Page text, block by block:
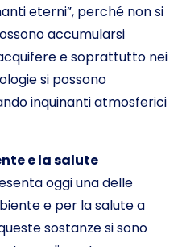
eterni”, perché non si
accumularsi
e soprattutto nei
si possono
inquinanti atmosferici
e la salute
oggi una delle
e per la salute a
sostanze si sono